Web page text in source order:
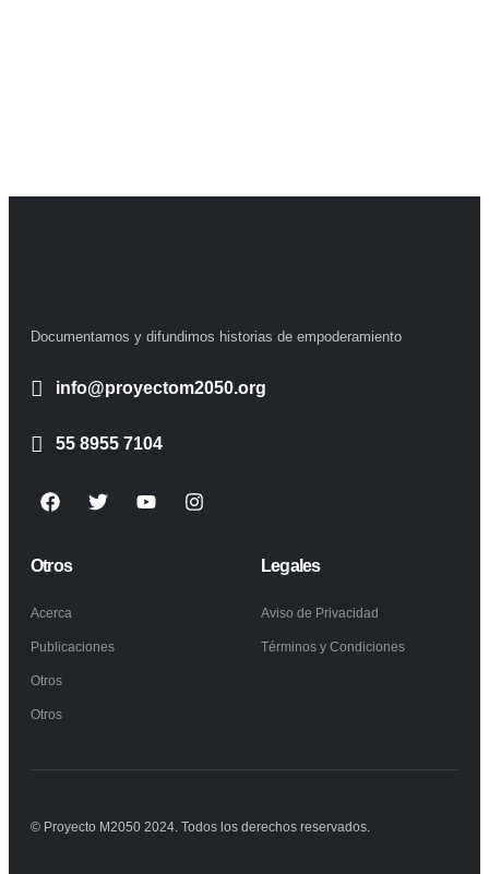
Documentamos y difundimos historias de empoderamiento
info@proyectom2050.org
55 8955 7104
Otros
Acerca
Publicaciones
Otros
Otros
Legales
Aviso de Privacidad
Términos y Condiciones
© Proyecto M2050 2024. Todos los derechos reservados.